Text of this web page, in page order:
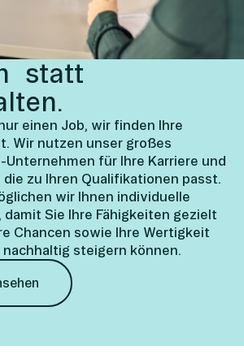
statt
einen Job, wir finden Ihre
Wir nutzen unser großes
Unternehmen für Ihre Karriere und
zu Ihren Qualifikationen passt.
wir Ihnen individuelle
Sie Ihre Fähigkeiten gezielt
Chancen sowie Ihre Wertigkeit
steigern können.